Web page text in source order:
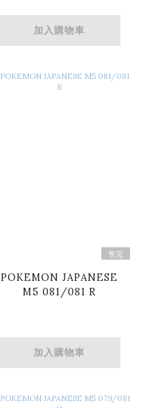
加入購物車
售完
POKEMON JAPANESE
M5 081/081 R
加入購物車